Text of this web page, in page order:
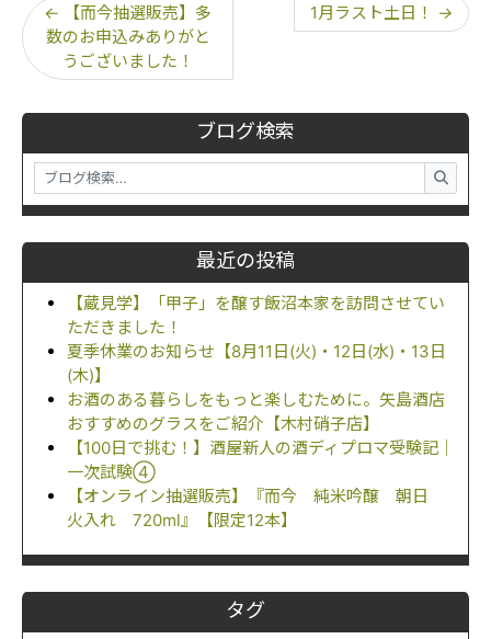
ブログ検索
最近の投稿
【蔵見学】「甲子」を醸す飯沼本家を訪問させてい
ただきました！
夏季休業のお知らせ【8月11日(火)・12日(水)・13日
(木)】
お酒のある暮らしをもっと楽しむために。矢島酒店
おすすめのグラスをご紹介【木村硝子店】
【100日で挑む！】酒屋新人の酒ディプロマ受験記｜
一次試験④
【オンライン抽選販売】『而今 純米吟醸 朝日
火入れ 720ml』【限定12本】
タグ
← 【而今抽選販売】多
数のお申込みありがと
うございました！
1月ラスト土日！ →